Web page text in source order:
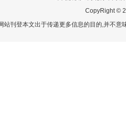
CopyRight ©
站刊登本文出于传递更多信息的目的,并不